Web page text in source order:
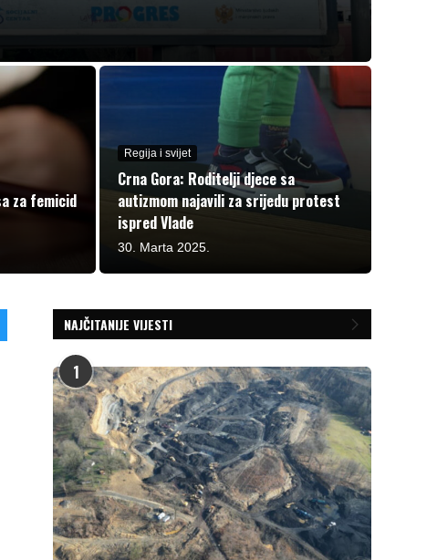
za femicid
Regija i svijet
Crna Gora: Roditelji djece sa
autizmom najavili za srijedu protest
ispred Vlade
30. Marta 2025.
NAJČITANIJE VIJESTI
1